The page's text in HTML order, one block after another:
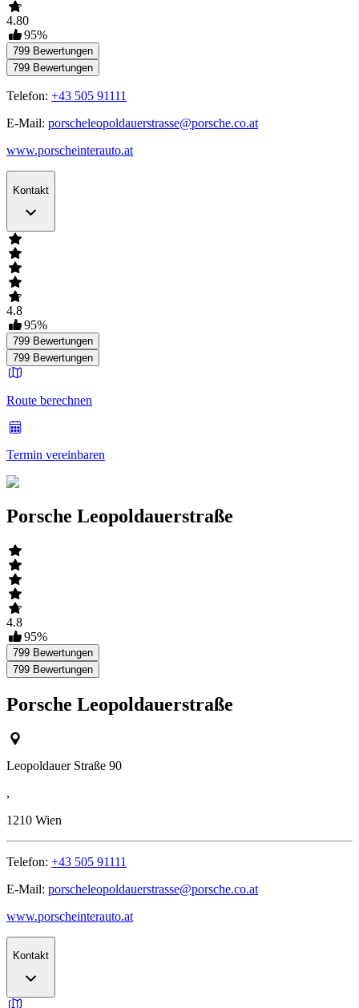
4.80
95%
799 Bewertungen
799 Bewertungen
Telefon: +43 505 91111
E-Mail: porscheleopoldauerstrasse@porsche.co.at
www.porscheinterauto.at
Kontakt
4.8
95%
799 Bewertungen
799 Bewertungen
Route berechnen
Termin vereinbaren
Porsche Leopoldauerstraße
4.8
95%
799 Bewertungen
799 Bewertungen
Porsche Leopoldauerstraße
Leopoldauer Straße 90
,
1210 Wien
Telefon: +43 505 91111
E-Mail: porscheleopoldauerstrasse@porsche.co.at
www.porscheinterauto.at
Kontakt